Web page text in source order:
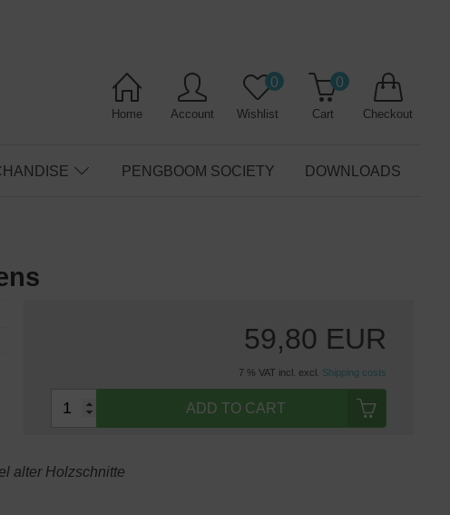
Home Account Wishlist
0
Cart
0
Checkout
PENGBOOM SOCIETY DOWNLOADS
59,80 EUR
7 % VAT incl. excl. Shipping costs
ADD TO CART
alter Holzschnitte